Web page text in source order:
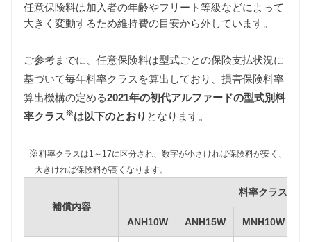
自動車税
自動車税は排気量によって異なります。
ANH10W/ANH15W/ATH10W型アルファードは2000〜
ァードは2500〜3000ccの課税クラスに該当します。
また、環境負荷の観点から新車登録後13年が経過し
た初代アルファードの自動車税は約15%増額されま
すが、維持費は標準税額をもとに算出しています。
型式 標準税額 13年経過
任意保険料は加入者の年齢やフリート等級などによって
大きく変動するため維持費の目安から外しています。
ご参考までに、任意保険料は型式ごとの保険支払状況に
基づいて毎年料率クラスを算出しており、損害保険料率
算出機構の定める2021年の初代アルファードの型式別料
率クラス※は以下のとおり となります。
※料率クラスは1～17に区分され、数字が小さければ保険料が安く、
大きければ保険料が高くなります。
補償内容
料率クラス
ANH10W ANH15W MNH10W